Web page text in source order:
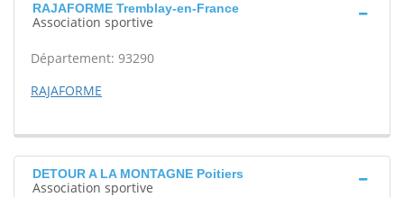
RAJAFORME Tremblay-en-France
Association sportive
Département: 93290
RAJAFORME
DETOUR A LA MONTAGNE Poitiers
Association sportive